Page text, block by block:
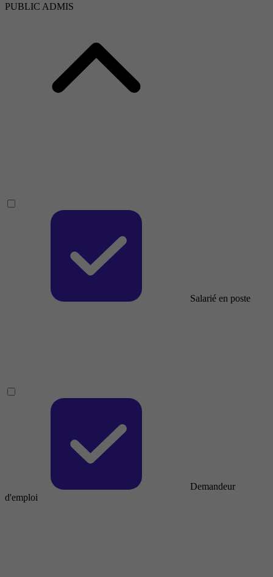
PUBLIC ADMIS
Salarié en poste
Demandeur
d'emploi